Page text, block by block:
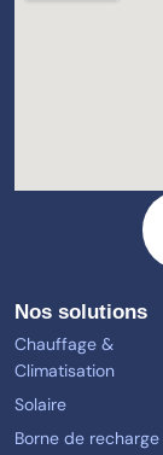
Nos solutions
Chauffage &
Climatisation
Solaire
Borne de recharge